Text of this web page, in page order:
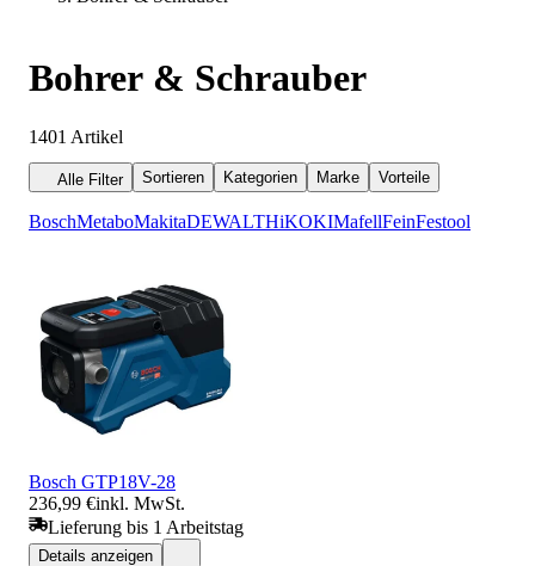
Bohrer & Schrauber
1401 Artikel
Alle Filter Sortieren Kategorien Marke Vorteile
BoschMetaboMakitaDEWALTHiKOKIMafellFeinFestool
Bosch GTP18V-28
236,99 €inkl. MwSt.
Lieferung bis 1 Arbeitstag
Details anzeigen